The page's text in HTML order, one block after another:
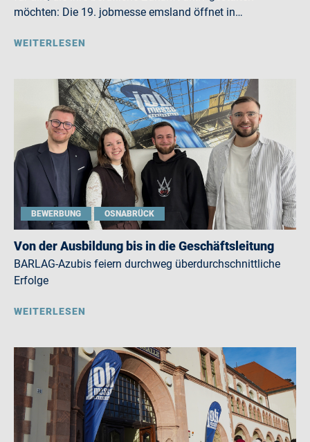
möchten: Die 19. jobmesse emsland öffnet in…
WEITERLESEN
BEWERBUNG OSNABRÜCK
Von der Ausbildung bis in die Geschäftsleitung
BARLAG-Azubis feiern durchweg überdurchschnittliche
Erfolge
WEITERLESEN